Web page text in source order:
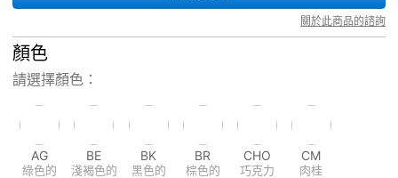
關於此商品的諮詢
顏色
請選擇顏色：
AG
綠色的
BE
淺褐色的
BK
黑色的
BR
棕色的
CHO
巧克力
CM
肉桂